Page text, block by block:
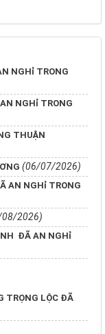
NGHỉ TRONG
NGHỉ TRONG
THUẬN
(06/07/2026)
AN NGHỉ TRONG
2026)
ĐÃ AN NGHỉ
TRỌNG LỘC ĐÃ